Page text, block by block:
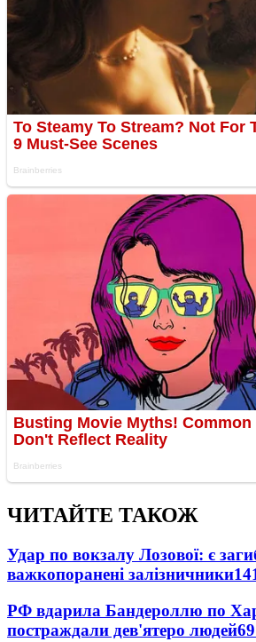
ЧИТАЙТЕ ТАКОЖ
Удар по вокзалу Лозової: є
важкопоранені залізничники
РФ вдарила Бандероллю по
постраждали дев'ятеро людей